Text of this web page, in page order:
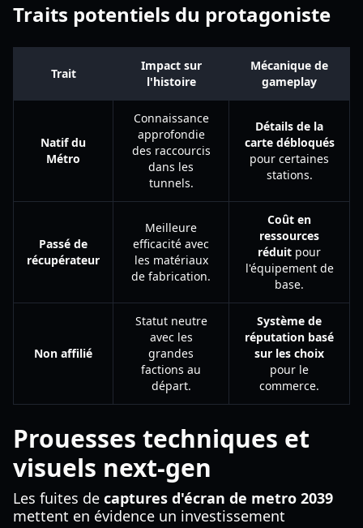
Traits potentiels du protagoniste
Trait
Impact sur
l'histoire
Mécanique de
gameplay
Natif du
Métro
Connaissance
approfondie
des raccourcis
dans les
tunnels.
Détails de la
carte débloqués
pour certaines
stations.
Passé de
récupérateur
Meilleure
efficacité avec
les matériaux
de fabrication.
Coût en
ressources
réduit pour
l'équipement de
base.
Non affilié
Statut neutre
avec les
grandes
factions au
départ.
Système de
réputation basé
sur les choix
pour le
commerce.
Prouesses techniques et
visuels next-gen
Les fuites de captures d'écran de metro 2039
mettent en évidence un investissement